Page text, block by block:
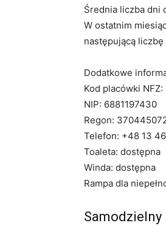
Średnia liczba dni
W ostatnim
następującą liczbę
Dodatkowe
Kod placówki
NIP: 6881197430
Regon:
Telefon: +48 13
Toaleta: dostępna
Winda: dostępna
Rampa dla
Samodzielny